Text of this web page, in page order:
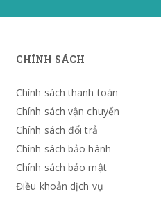
CHÍNH SÁCH
Chính sách thanh toán
Chính sách vận chuyển
Chính sách đổi trả
Chính sách bảo hành
Chính sách bảo mật
Điều khoản dịch vụ